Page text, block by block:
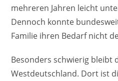
mehreren Jahren leicht
Dennoch konnte
Familie ihren Bedarf nicht
Besonders schwierig bleibt
Westdeutschland. Dort ist